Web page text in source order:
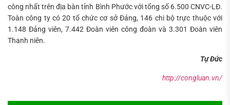
công nhất trên địa bàn tỉnh Bình Phước với tổng số 6.500 CNVC-LĐ.
Toàn công ty có 20 tổ chức cơ sở Đảng, 146 chi bộ trực thuộc với
1.148 Đảng viên, 7.442 Đoàn viên công đoàn và 3.301 Đoàn viên
Thanh niên.
Tự Đức
http://congluan.vn/